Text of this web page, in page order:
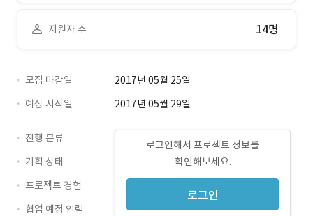
지원자 수 14명
모집 마감일
2017년 05월 25일
예상 시작일
2017년 05월 29일
로그인해서 프로젝트 정보를
확인해보세요.
로그인
진행 분류
기획 상태
프로젝트 경험
협업 예정 인력